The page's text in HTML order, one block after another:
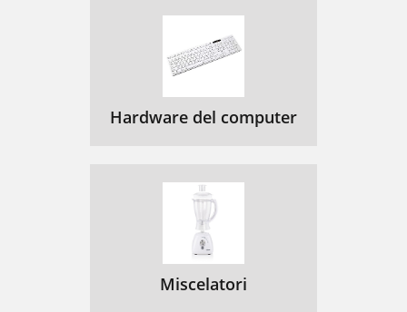
Hardware del computer
Miscelatori